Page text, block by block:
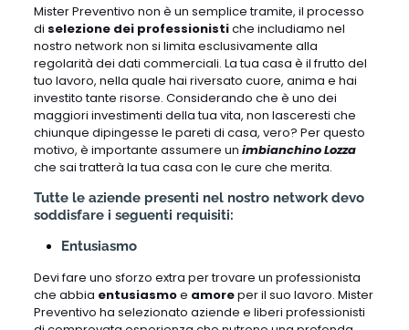
Mister Preventivo non è un semplice tramite, il processo
di selezione dei professionistiche includiamo nel
nostro network non si limita esclusivamente alla
regolarità dei dati commerciali. La tua casa è il frutto del
tuo lavoro, nella quale hai riversato cuore, anima e hai
investito tante risorse. Considerando che è uno dei
maggiori investimenti della tua vita, non lasceresti che
chiunque dipingesse le pareti di casa, vero? Per questo
motivo, è importante assumere un imbianchino Lozza
che sai tratterà la tua casa con le cure che merita.
Tutte le aziende presenti nel nostro network devo
soddisfare i seguenti requisiti:
Entusiasmo
Devi fare uno sforzo extra per trovare un professionista
che abbia entusiasmoe amoreper il suo lavoro. Mister
Preventivo ha selezionato aziende e liberi professionisti